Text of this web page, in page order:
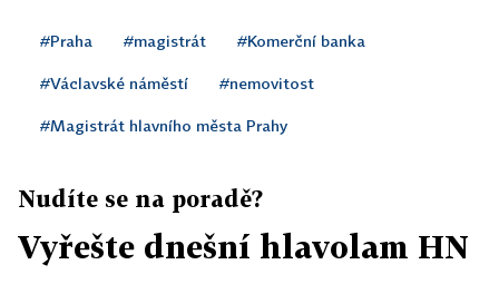
#Praha #magistrát #Komerční banka
#Václavské náměstí #nemovitost
#Magistrát hlavního města Prahy
Nudíte se na poradě?
Vyřešte dnešní hlavolam HN